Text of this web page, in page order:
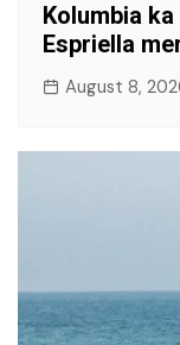
Kolumbia
Espriella
August 8,